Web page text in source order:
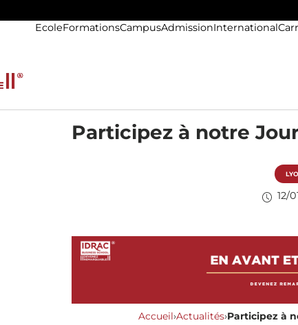
EcoleFormationsCampusAdmissionInternational
Participez à notre
12/
Accueil›Actualités›Participez à